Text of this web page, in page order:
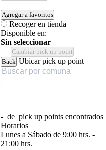
Agregar a favoritos
Recoger en tienda
Disponible en:
Sin seleccionar
Cambiar pick up point
Back Ubicar pick up point
- de pick up points encontrados
Horarios
Lunes a Sábado de 9:00 hrs. -
21:00 hrs.